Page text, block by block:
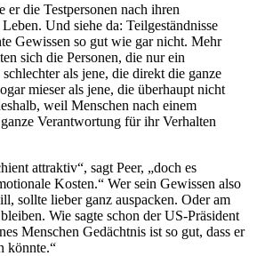
er die Testpersonen nach ihren
Und siehe da: Teilgeständnisse
Gewissen so gut wie gar nicht. Mehr
sich die Personen, die nur ein
als jene, die direkt die ganze
mieser als jene, die überhaupt nicht
weil Menschen nach einem
Verantwortung für ihr Verhalten
attraktiv“, sagt Peer, „doch es
Kosten.“ Wer sein Gewissen also
sollte lieber ganz auspacken. Oder am
Wie sagte schon der US-Präsident
Menschen Gedächtnis ist so gut, dass er
könnte.“